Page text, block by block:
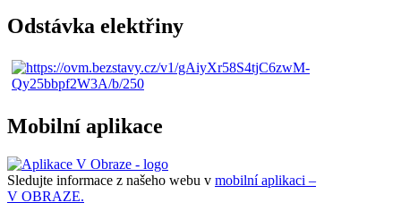
Odstávka elektřiny
Mobilní aplikace
Sledujte informace z našeho webu v mobilní aplikaci –
V OBRAZE.